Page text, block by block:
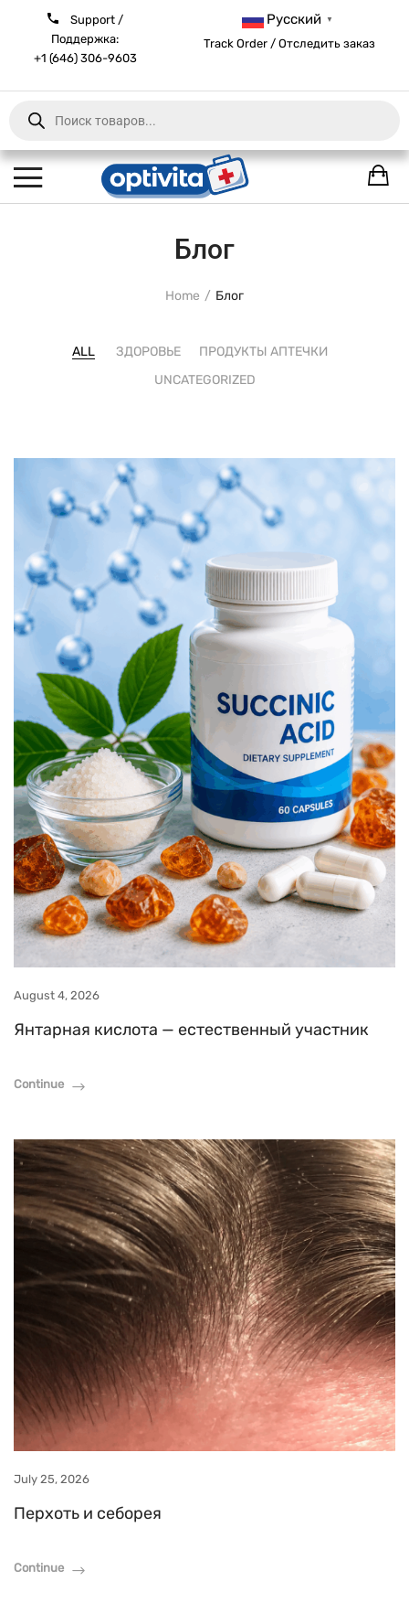
Support /
Поддержка:
+1 (646) 306-9603
Русский ▼
Track Order / Отследить заказ
Products
search
Блог
Home Блог
ALL ЗДОРОВЬЕ
ПРОДУКТЫ АПТЕЧКИ
UNCATEGORIZED
August 4, 2026
Янтарная кислота — естественный участник
Continue
July 25, 2026
Перхоть и себорея
Continue